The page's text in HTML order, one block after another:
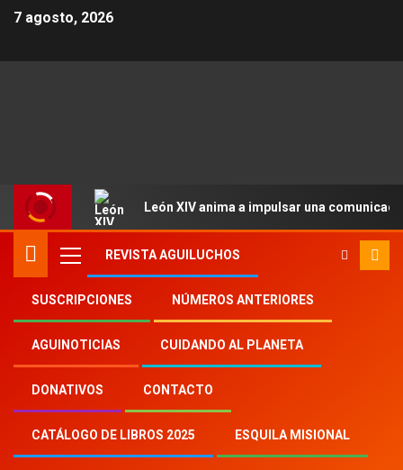
7 agosto, 2026
León XIV anima a impulsar una
REVISTA AGUILUCHOS
SUSCRIPCIONES NÚMEROS ANTERIORES
AGUINOTICIAS CUIDANDO AL PLANETA
DONATIVOS CONTACTO
CATÁLOGO DE LIBROS 2025 ESQUILA MISIONAL
Inicio 2023
24
La Repam lanza un subsidio Cuaresmal
NOTICIAS